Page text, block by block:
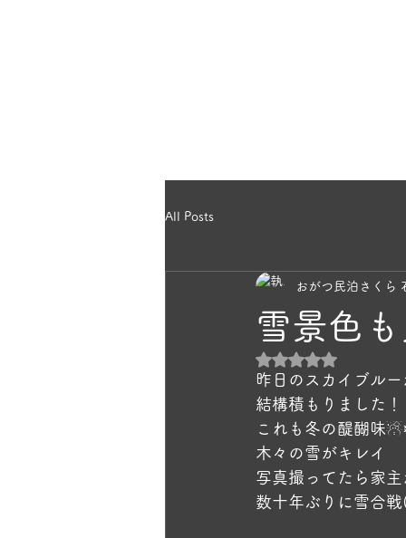
All Posts
雪景色
おがつ民泊さくら
5つ星のうちNaN
昨日のスカイブル
結構積もりました！
これも冬の醍醐味
木々の雪がキレイ
写真撮ってたら家
数十年ぶりに雪合